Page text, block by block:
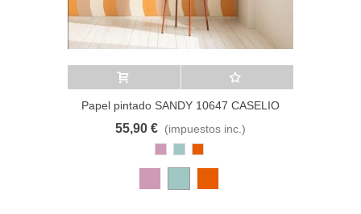
Añadir al carrito A lista de deseos
Papel pintado SANDY 10647 CASELIO
55,90 € (impuestos inc.)